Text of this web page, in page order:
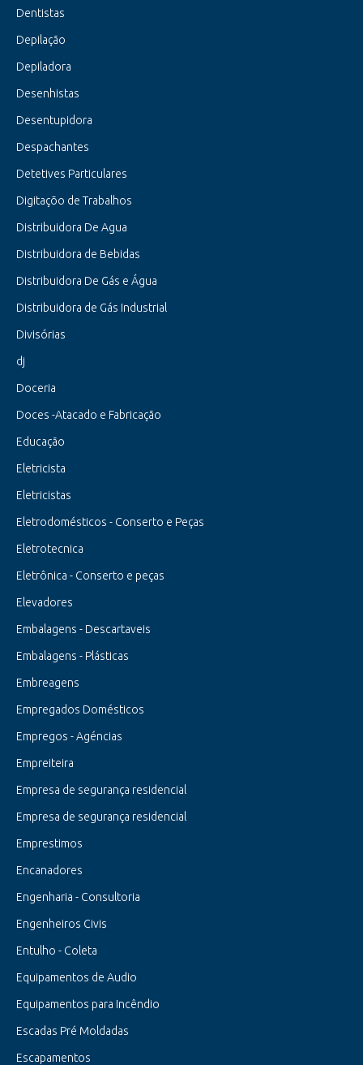
Dentistas
Depilação
Depiladora
Desenhistas
Desentupidora
Despachantes
Detetives Particulares
Digitaçõo de Trabalhos
Distribuidora De Agua
Distribuidora de Bebidas
Distribuidora De Gás e Água
Distribuidora de Gás Industrial
Divisórias
dj
Doceria
Doces -Atacado e Fabricação
Educação
Eletricista
Eletricistas
Eletrodomésticos - Conserto e Peças
Eletrotecnica
Eletrônica - Conserto e peças
Elevadores
Embalagens - Descartaveis
Embalagens - Plásticas
Embreagens
Empregados Domésticos
Empregos - Agéncias
Empreiteira
Empresa de segurança residencial
Empresa de segurança residencial
Emprestimos
Encanadores
Engenharia - Consultoria
Engenheiros Civis
Entulho - Coleta
Equipamentos de Audio
Equipamentos para Incêndio
Escadas Pré Moldadas
Escapamentos